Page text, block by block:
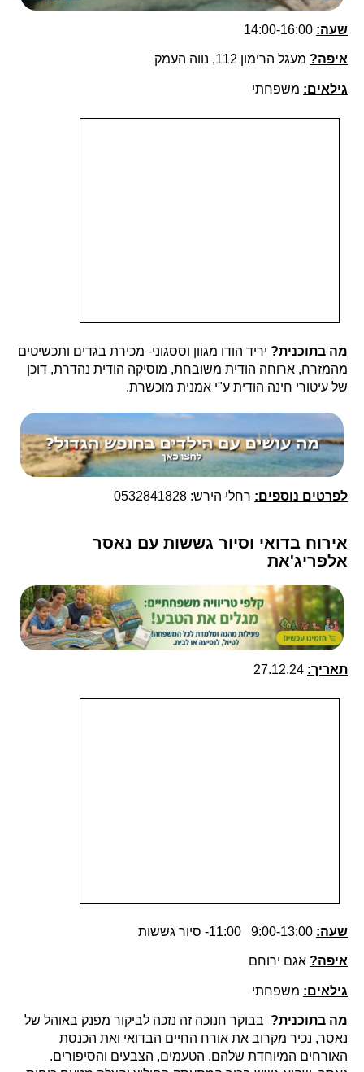
שעה:
איפה? מעגל הרימון 112, נווה העמק
גילאים: משפחתי
מה בתוכנית? יריד הודו מגוון וססגוני- מכירת בגדים ותכשיטים
מהמזרח, ארוחה הודית משובחת, מוסיקה הודית נהדרת, דוכן
של עיטורי חינה הודית ע"י אמנית מוכשרת.
לפרטים נוספים: רחלי הירש: 0532841828
אירוח בדואי וסיור גששות עם נאסר
אלפריג'את
תאריך:
שעה:
איפה? אגם ירוחם
גילאים: משפחתי
מה בתוכנית? בבוקר חנוכה זה נזכה לביקור מפנק באוהל של
נאסר, נכיר מקרוב את אורח החיים הבדואי ואת הכנסת
האורחים המיוחדת שלהם. הטעמים, הצבעים והסיפורים.